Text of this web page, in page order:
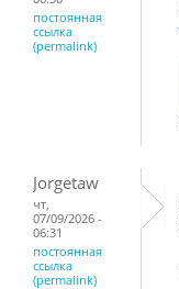
постоянная
ссылка
(permalink)
Jorgetaw
чт,
07/09/2026 -
06:31
постоянная
ссылка
(permalink)